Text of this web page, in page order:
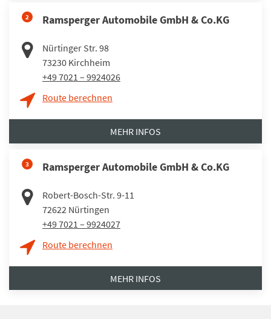
2 Ramsperger Automobile GmbH & Co.KG
Nürtinger Str. 98
73230 Kirchheim
+49 7021 – 9924026
Route berechnen
MEHR INFOS
3 Ramsperger Automobile GmbH & Co.KG
Robert-Bosch-Str. 9-11
72622 Nürtingen
+49 7021 – 9924027
Route berechnen
MEHR INFOS